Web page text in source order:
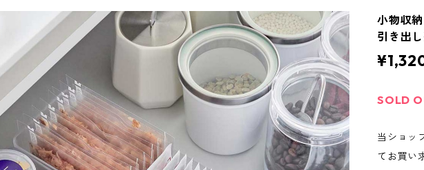
小物収
引き出
SOLD
当ショッ
てお買い